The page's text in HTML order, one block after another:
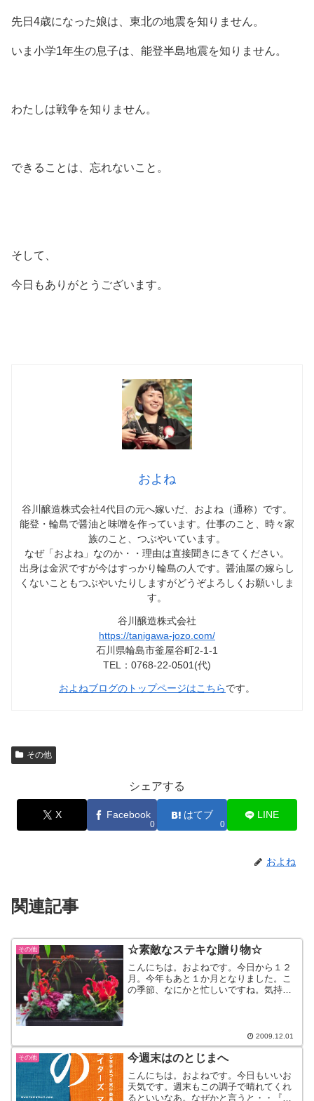
先日4歳になった娘は、東北の地震を知りません。
いま小学1年生の息子は、能登半島地震を知りません。
わたしは戦争を知りません。
できることは、忘れないこと。
そして、
今日もありがとうございます。
およね
谷川醸造株式会社4代目の元へ嫁いだ、およね（通称）です。
能登・輪島で醤油と味噌を作っています。仕事のこと、時々家
族のこと、つぶやいています。
なぜ「およね」なのか・・理由は直接聞きにきてください。
出身は金沢ですが今はすっかり輪島の人です。醤油屋の嫁らし
くないこともつぶやいたりしますがどうぞよろしくお願いしま
す。
谷川醸造株式会社
https://tanigawa-jozo.com/
石川県輪島市釜屋谷町2-1-1
TEL：0768-22-0501(代)
およねブログのトップページはこちらです。
その他
シェアする
X Facebook
0
はてブ
0
LINE
およね
関連記事
その他 ☆素敵なステキな贈り物☆
こんにちは。およねです。今日から１２
月。今年もあと１か月となりました。こ
の季節、なにかと忙しいですね。気持ち
2009.12.01
その他 今週末はのとじまへ
こんにちは。およねです。今日もいいお
天気です。週末もこの調子で晴れてくれ
るといいなあ。なぜかと言うと・・『の